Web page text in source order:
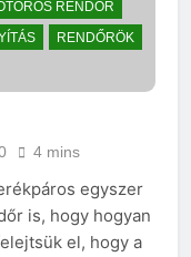
RENDŐR
RENDŐRÖK
4 mins
egyszer
is, hogy hogyan
el, hogy a